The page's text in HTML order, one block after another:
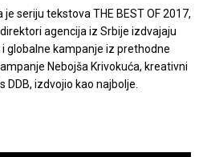
seriju tekstova THE BEST OF 2017,
agencija iz Srbije izdvajaju
globalne kampanje iz prethodne
Nebojša Krivokuća, kreativni
izdvojio kao najbolje.